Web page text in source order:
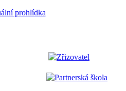
prohlídka
Zřizovatel
Partnerská škola